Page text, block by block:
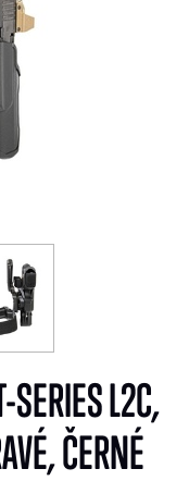
SERIES L2C,
ČERNÉ